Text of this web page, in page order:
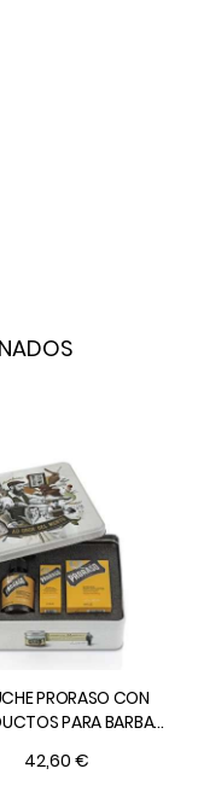
PRORASO CON
PARA BARBA
42,60 €